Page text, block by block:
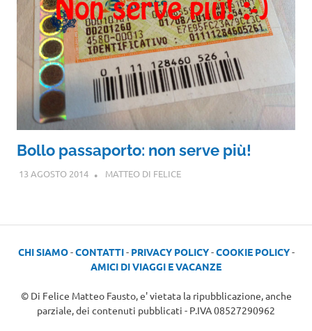
Bollo passaporto: non serve più!
13 AGOSTO 2014 MATTEO DI FELICE
CHI SIAMO-CONTATTI- PRIVACY POLICY-COOKIE POLICY-
AMICI DI VIAGGI E VACANZE
© Di Felice Matteo Fausto, e' vietata la ripubblicazione, anche
parziale, dei contenuti pubblicati - P.IVA 08527290962